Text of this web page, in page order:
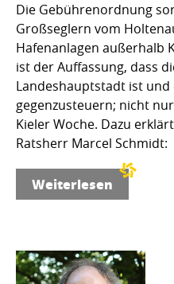
Die Gebührenordnung
Großseglern vom
Hafenanlagen außerhalb
ist der Auffassung, dass
Landeshauptstadt ist
gegenzusteuern; nicht
Kieler Woche. Dazu
Ratsherr Marcel Schmidt:
Weiterlesen